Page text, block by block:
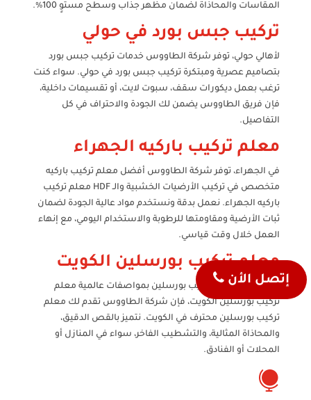
المقاسات والمحاذاة لضمان مظهر جذاب وسطح مستوٍ 100%.
تركيب جبس بورد في حولي
لأهالي حولي، توفر شركة الطاووس خدمات تركيب جبس بورد
بتصاميم عصرية ومبتكرة تركيب جبس بورد في حولي. سواء كنت
ترغب بعمل ديكورات سقف، سبوت لايت، أو تقسيمات داخلية،
فإن فريق الطاووس يضمن لك الجودة والاحتراف في كل
التفاصيل.
معلم تركيب باركيه الجهراء
في الجهراء، توفر شركة الطاووس أفضل معلم تركيب باركيه
متخصص في تركيب الأرضيات الخشبية والـ HDF معلم تركيب
باركيه الجهراء. نعمل بدقة ونستخدم مواد عالية الجودة لضمان
ثبات الأرضية ومقاومتها للرطوبة والاستخدام اليومي، مع إنهاء
العمل خلال وقت قياسي.
معلم تركيب بورسلين الكويت
إذا كنت ترغب في تركيب بورسلين بمواصفات عالمية معلم
تركيب بورسلين الكويت، فإن شركة الطاووس تقدم لك معلم
تركيب بورسلين محترف في الكويت. نتميز بالقص الدقيق،
والمحاذاة المثالية، والتشطيب الفاخر، سواء في المنازل أو
المحلات أو الفنادق.

إتصل الأن